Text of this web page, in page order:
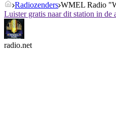
Radiozenders WMEL Radio
Luister gratis naar dit station in de
radio.net